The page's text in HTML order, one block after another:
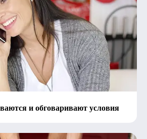
и обговаривают условия